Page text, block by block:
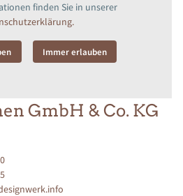
finden Sie in unserer
Immer erlauben
GmbH & Co. KG